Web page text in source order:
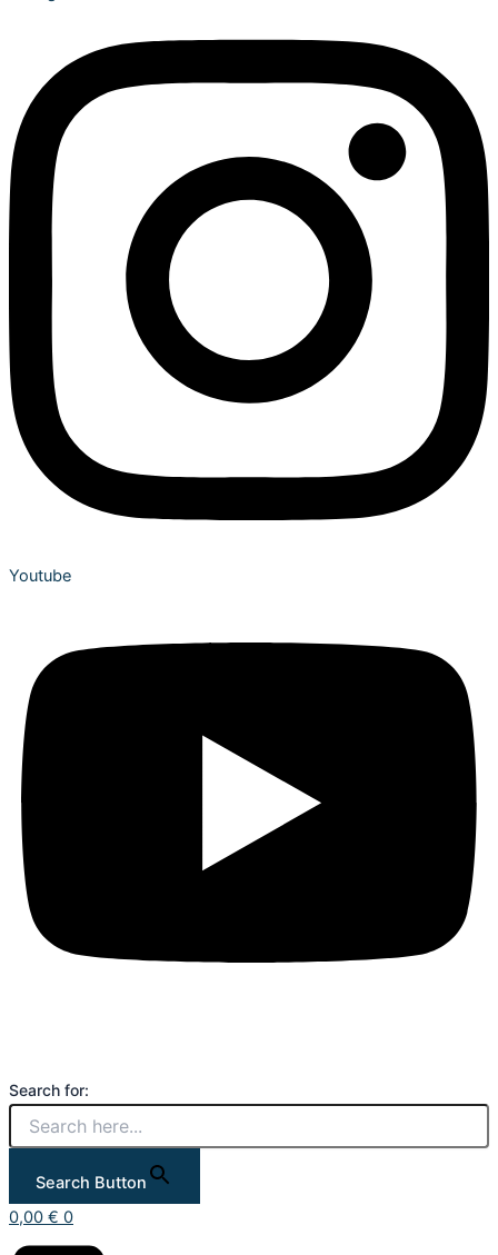
Youtube
Search for:
Search Button
0,00 € 0